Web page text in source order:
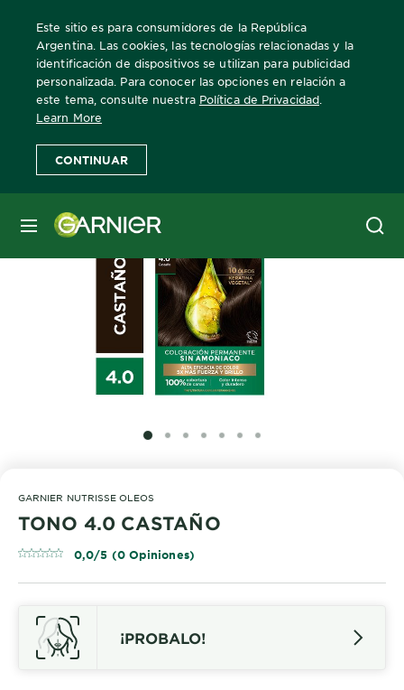
Este sitio es para consumidores de la República
Argentina. Las cookies, las tecnologías relacionadas y la
identificación de dispositivos se utilizan para publicidad
personalizada. Para conocer las opciones en relación a
este tema, consulte nuestra Política de Privacidad
Learn More
CONTINUAR
MENÚ
Home Nutrisse TONO 4.0 CASTAÑO
SLIDE 1
SLIDE 2
SLIDE 3
SLIDE 4
SLIDE 5
SLIDE 6
SLIDE 7
GARNIER NUTRISSE OLEOS
TONO 4.0 CASTAÑO
0,0/5 (0 Opiniones)
¡PROBALO!